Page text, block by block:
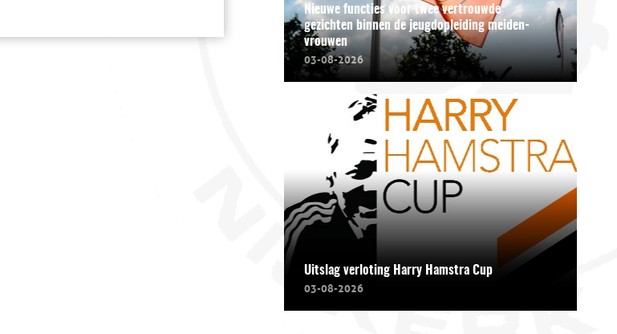
Nieuwe functies voor twee vertrouwde
gezichten binnen de jeugdopleiding meiden-
vrouwen
03-08-2026
Uitslag verloting Harry Hamstra Cup
03-08-2026